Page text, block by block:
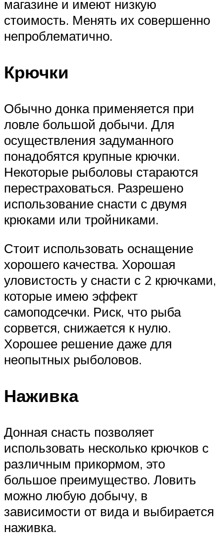
магазине и имеют низкую
стоимость. Менять их совершенно
непроблематично.
Крючки
Обычно донка применяется при
ловле большой добычи. Для
осуществления задуманного
понадобятся крупные крючки.
Некоторые рыболовы стараются
перестраховаться. Разрешено
использование снасти с двумя
крюками или тройниками.
Стоит использовать оснащение
хорошего качества. Хорошая
уловистость у снасти с 2 крючками,
которые имею эффект
самоподсечки. Риск, что рыба
сорвется, снижается к нулю.
Хорошее решение даже для
неопытных рыболовов.
Наживка
Донная снасть позволяет
использовать несколько крючков с
различным прикормом, это
большое преимущество. Ловить
можно любую добычу, в
зависимости от вида и выбирается
наживка.